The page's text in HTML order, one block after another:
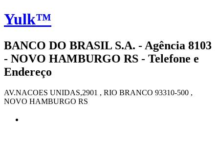
Yulk™
BANCO DO BRASIL S.A. - Agência 8103
- NOVO HAMBURGO RS - Telefone e
Endereço
AV.NACOES UNIDAS,2901 , RIO BRANCO 93310-500 ,
NOVO HAMBURGO RS